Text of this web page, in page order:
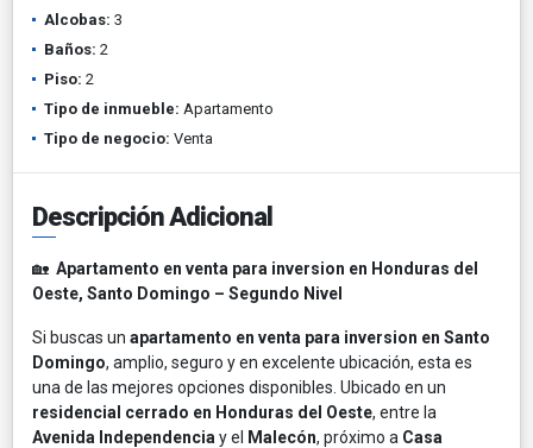
Alcobas: 3
Baños: 2
Piso: 2
Tipo de inmueble: Apartamento
Tipo de negocio: Venta
Descripción Adicional
🏡 Apartamento en venta para inversion en Honduras del
Oeste, Santo Domingo – Segundo Nivel
Si buscas un apartamento en venta para inversion en Santo
Domingo, amplio, seguro y en excelente ubicación, esta es
una de las mejores opciones disponibles. Ubicado en un
residencial cerrado en Honduras del Oeste, entre la
Avenida Independencia y el Malecón, próximo a Casa